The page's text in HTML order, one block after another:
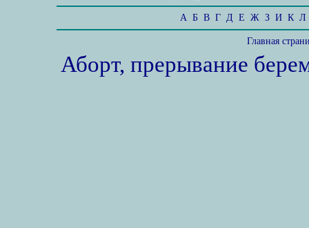
А Б В Г Д Е Ж З И К Л
Главная
Аборт, прерывание